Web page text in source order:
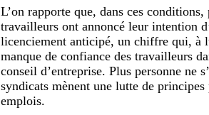
L’on rapporte que, dans ces conditions,
travailleurs ont annoncé leur intention
licenciement anticipé, un chiffre qui, à
manque de confiance des travailleurs
conseil d’entreprise. Plus personne ne
syndicats mènent une lutte de principes
emplois.